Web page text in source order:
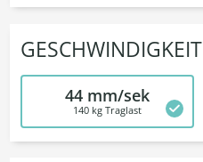
GESCHWINDIGKEIT
44 mm/sek
140 kg Traglast